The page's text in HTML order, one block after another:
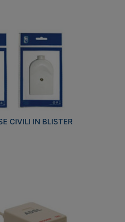
CIVILI IN BLISTER